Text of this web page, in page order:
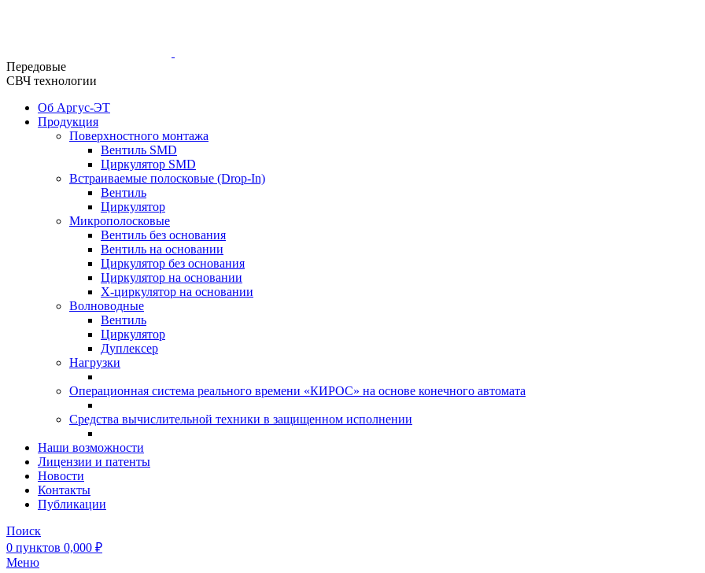
Передовые
СВЧ технологии
Об Аргус-ЭТ
Продукция
Поверхностного монтажа
Вентиль SMD
Циркулятор SMD
Встраиваемые полосковые (Drop-In)
Вентиль
Циркулятор
Микрополосковые
Вентиль без основания
Вентиль на основании
Циркулятор без основания
Циркулятор на основании
Х-циркулятор на основании
Волноводные
Вентиль
Циркулятор
Дуплексер
Нагрузки
Операционная система реального времени «КИРОС» на основе конечного автомата
Средства вычислительной техники в защищенном исполнении
Наши возможности
Лицензии и патенты
Новости
Контакты
Публикации
Поиск
0 пунктов 0,000 ₽
Меню